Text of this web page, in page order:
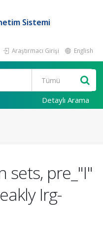
Sistemi
Araştırmacı Girişi English
Detaylı Arama
sets, pre_"I"
Irg-